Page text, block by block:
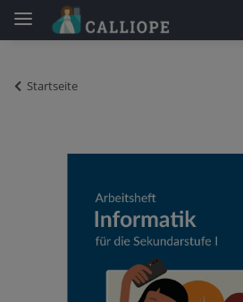
Startseite